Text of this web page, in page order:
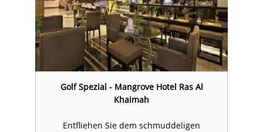
Golf Spezial - Mangrove Hotel Ras Al
Khaimah
Entfliehen Sie dem schmuddeligen